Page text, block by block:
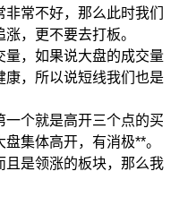
常不好，那么此时我们
，更不要去打板。
量，如果说大盘的成交量
，所以说短线我们也是
个就是高开三个点的买
集体高开，有消极**。
且是领涨的板块，那么我